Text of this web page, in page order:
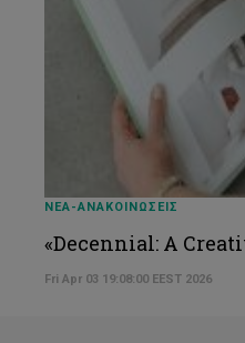
ΝΕΑ-ΑΝΑΚΟΙΝΩΣΕΙΣ
«Decennial: A
Fri Apr 03 19:08:00 EEST 2026